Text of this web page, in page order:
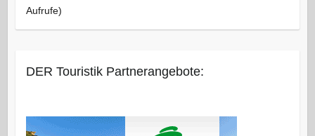
Aufrufe)
DER Touristik Partnerangebote: